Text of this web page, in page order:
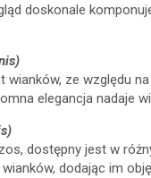
doskonale
ze względu
elegancja nadaje
dostępny jest w
dodając im